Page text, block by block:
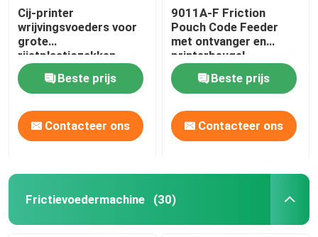
Cij-printer
wrijvingsvoeders voor
grote
rijstplasticzakken
Beste prijs
Contacteer ons
9011A-F Friction
Pouch Code Feeder
met ontvanger en
printerbeugel
Beste prijs
Contacteer ons
Frictievoedermachine (30)